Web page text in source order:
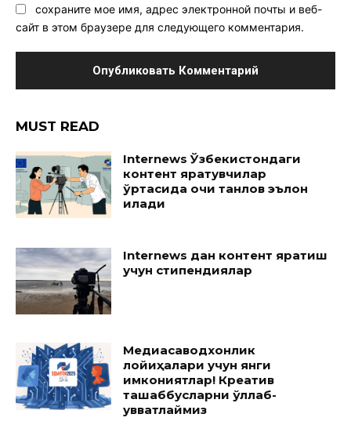
сохраните мое имя, адрес электронной почты и веб-
сайт в этом браузере для следующего комментария.
MUST READ
Internews Ўзбекистондаги
контент яратувчилар
ўртасида очиқ танлов эълон
қилади
Internews дан контент яратиш
учун стипендиялар
Медиасаводхонлик
лойиҳалари учун янги
имкониятлар! Креатив
ташаббусларни қўллаб-
қувватлаймиз